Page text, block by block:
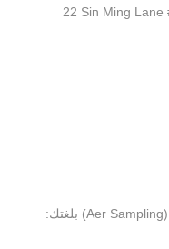
22 Sin Ming Lane
(Aer Sampling) بلغتك